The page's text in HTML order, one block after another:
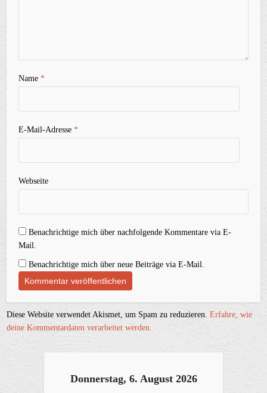
Name*
E-Mail-Adresse*
Webseite
Benachrichtige mich über nachfolgende Kommentare via E-
Mail.
Benachrichtige mich über neue Beiträge via E-Mail.
Diese Website verwendet Akismet, um Spam zu reduzieren.Erfahre, wie
deine Kommentardaten verarbeitet werden.
Donnerstag, 6. August 2026